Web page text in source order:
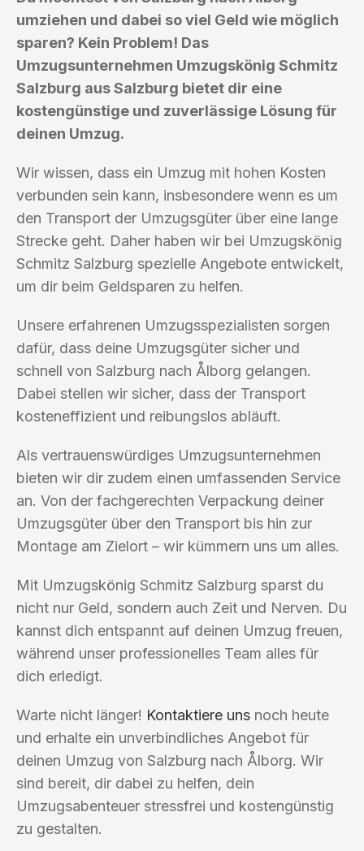
umziehen und dabei so viel Geld wie möglich
sparen? Kein Problem! Das
Umzugsunternehmen Umzugskönig Schmitz
Salzburg aus Salzburg bietet dir eine
kostengünstige und zuverlässige Lösung für
deinen Umzug.
Wir wissen, dass ein Umzug mit hohen Kosten
verbunden sein kann, insbesondere wenn es um
den Transport der Umzugsgüter über eine lange
Strecke geht. Daher haben wir bei Umzugskönig
Schmitz Salzburg spezielle Angebote entwickelt,
um dir beim Geldsparen zu helfen.
Unsere erfahrenen Umzugsspezialisten sorgen
dafür, dass deine Umzugsgüter sicher und
schnell von Salzburg nach Ålborg gelangen.
Dabei stellen wir sicher, dass der Transport
kosteneffizient und reibungslos abläuft.
Als vertrauenswürdiges Umzugsunternehmen
bieten wir dir zudem einen umfassenden Service
an. Von der fachgerechten Verpackung deiner
Umzugsgüter über den Transport bis hin zur
Montage am Zielort – wir kümmern uns um alles.
Mit Umzugskönig Schmitz Salzburg sparst du
nicht nur Geld, sondern auch Zeit und Nerven. Du
kannst dich entspannt auf deinen Umzug freuen,
während unser professionelles Team alles für
dich erledigt.
Warte nicht länger! Kontaktiere uns noch heute
und erhalte ein unverbindliches Angebot für
deinen Umzug von Salzburg nach Ålborg. Wir
sind bereit, dir dabei zu helfen, dein
Umzugsabenteuer stressfrei und kostengünstig
zu gestalten.